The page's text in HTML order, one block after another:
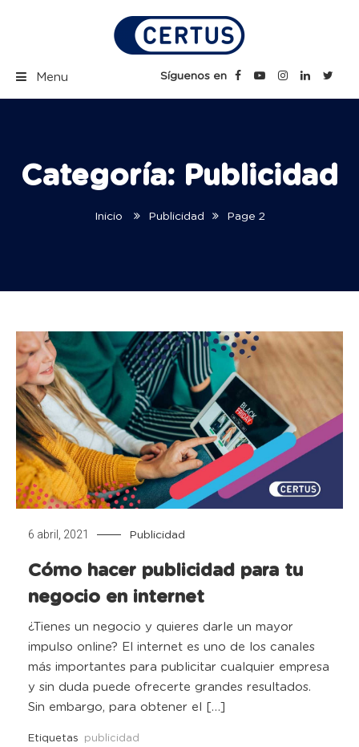
Certus Blog | Carreras
Menu Síguenos en
Categoría: Publicidad
Inicio Publicidad Page 2
6 abril, 2021 Publicidad
Cómo hacer publicidad para tu
negocio en internet
¿Tienes un negocio y quieres darle un mayor
impulso online? El internet es uno de los canales
más importantes para publicitar cualquier empresa
y sin duda puede ofrecerte grandes resultados.
Sin embargo, para obtener el […]
Etiquetas publicidad